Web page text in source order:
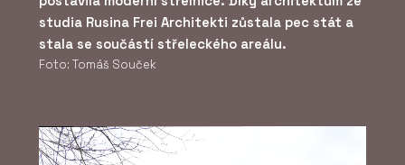
studia Rusina Frei Architekti zůstala pec stát a
stala se součástí střeleckého areálu.
Foto: Tomáš Souček